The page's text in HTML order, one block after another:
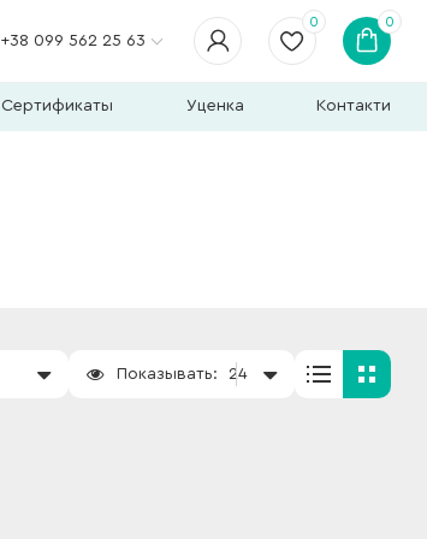
+38 099 562 25 63
0 0
Сертификаты Уценка Контакти
Показывать: 24